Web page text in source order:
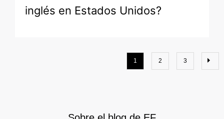
inglés en Estados Unidos?
1 2 3